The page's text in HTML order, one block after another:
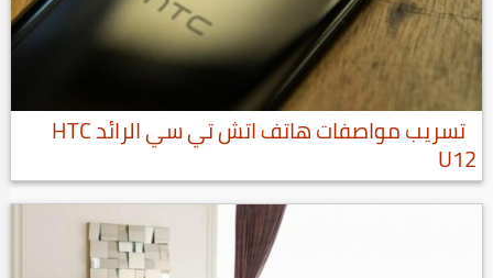
تسريب مواصفات هاتف اتش تي سي الرائد HTC
U12